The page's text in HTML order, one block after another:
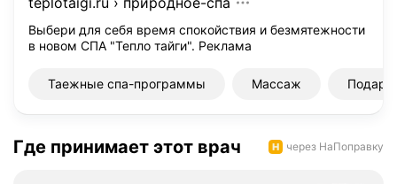
Выбери для себя время спокойствия и безмятежности
в новом СПА "Тепло тайги". Реклама
Таежные спа-программы Массаж
Где принимает этот врач через НаПоправку